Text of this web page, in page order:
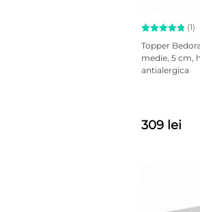
Evaluat la
5.00
din 5 pe
baza unei
(1)
Topper
medie, 5 cm,
antialergica
309 lei